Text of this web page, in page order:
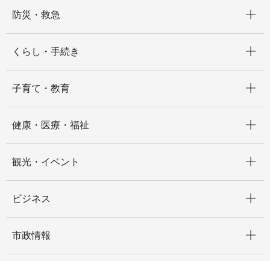
防災・救急
くらし・手続き
子育て・教育
健康・医療・福祉
観光・イベント
ビジネス
市政情報